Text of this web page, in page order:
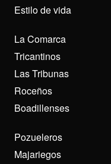
Estilo de vida
La Comarca
Tricantinos
Las Tribunas
Roceños
Boadillenses
Pozueleros
Majariegos